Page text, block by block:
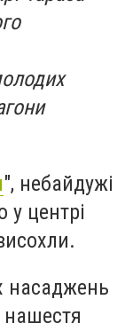
", небайдужі
центрі
насаджень
нашестя